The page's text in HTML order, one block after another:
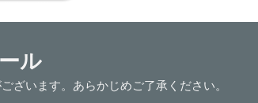
ル
ざいます。あらかじめご了承ください。